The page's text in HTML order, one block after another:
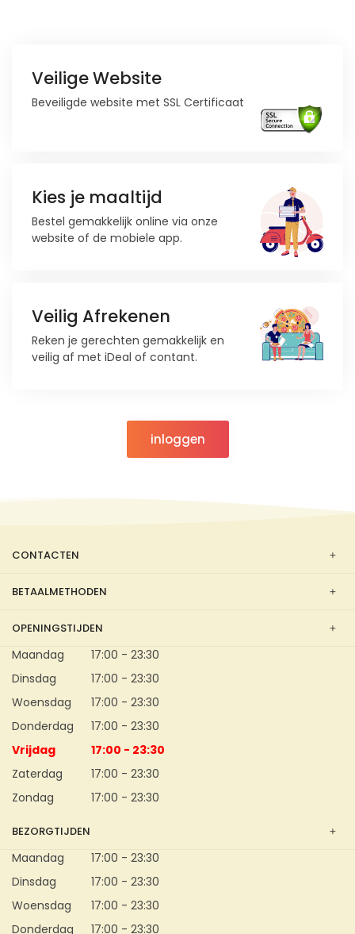
Veilige Website
Beveiligde website met SSL Certificaat
Kies je maaltijd
Bestel gemakkelijk online via onze
website of de mobiele app.
Veilig Afrekenen
Reken je gerechten gemakkelijk en
veilig af met iDeal of contant.
inloggen
CONTACTEN
BETAALMETHODEN
OPENINGSTIJDEN
Maandag
17:00 - 23:30
Dinsdag
17:00 - 23:30
Woensdag
17:00 - 23:30
Donderdag
17:00 - 23:30
Vrijdag
17:00 - 23:30
Zaterdag
17:00 - 23:30
Zondag
17:00 - 23:30
BEZORGTIJDEN
Maandag
17:00 - 23:30
Dinsdag
17:00 - 23:30
Woensdag
17:00 - 23:30
Donderdag
17:00 - 23:30